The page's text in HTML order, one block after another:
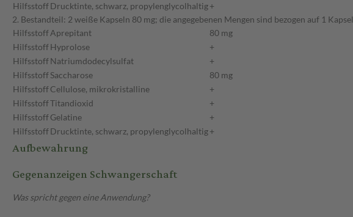
HilfsstoffDrucktinte, schwarz, propylenglycolhaltig+
2. Bestandteil: 2 weiße Kapseln 80 mg; die angegebenen Mengen sind bezogen auf 1 Kapsel
HilfsstoffAprepitant
80 mg
HilfsstoffHyprolose
+
HilfsstoffNatriumdodecylsulfat
+
HilfsstoffSaccharose
80 mg
HilfsstoffCellulose, mikrokristalline
+
HilfsstoffTitandioxid
+
HilfsstoffGelatine
+
HilfsstoffDrucktinte, schwarz, propylenglycolhaltig+
Aufbewahrung
Gegenanzeigen Schwangerschaft
Was spricht gegen eine Anwendung?